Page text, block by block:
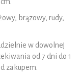
brązowy, rudy,
w dowolnej
od 7 dni do 1
zakupem.